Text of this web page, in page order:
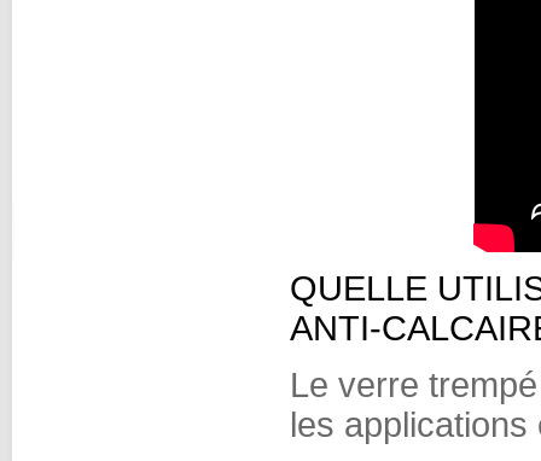
QUELLE
ANTI-
Le verre
les applications